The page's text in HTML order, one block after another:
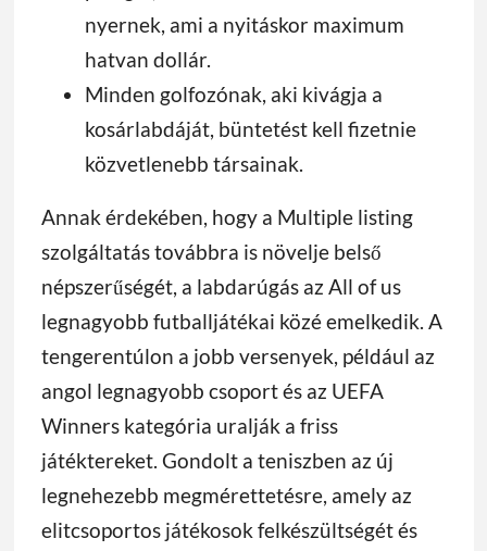
nyernek, ami a nyitáskor maximum
hatvan dollár.
Minden golfozónak, aki kivágja a
kosárlabdáját, büntetést kell fizetnie
közvetlenebb társainak.
Annak érdekében, hogy a Multiple listing
szolgáltatás továbbra is növelje belső
népszerűségét, a labdarúgás az All of us
legnagyobb futballjátékai közé emelkedik. A
tengerentúlon a jobb versenyek, például az
angol legnagyobb csoport és az UEFA
Winners kategória uralják a friss
játéktereket. Gondolt a teniszben az új
legnehezebb megmérettetésre, amely az
elitcsoportos játékosok felkészültségét és